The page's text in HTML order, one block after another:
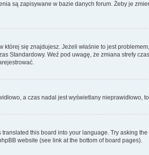
są zapisywane w bazie danych forum. Żeby je
się znajdujesz. Jeżeli właśnie to jest
Standardowy. Weź pod uwagę, że zmiana strefy
a czas nadal jest wyświetlany
this board into your language. Try asking
website (see link at the bottom of board pages).